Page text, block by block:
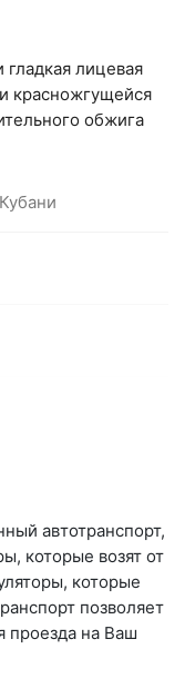
село
(вывеска "Мир
Н8
лицевая
красножгущейся
обжига
ширина *
автотранспорт,
которые возят от
которые
позволяет
проезда на Ваш